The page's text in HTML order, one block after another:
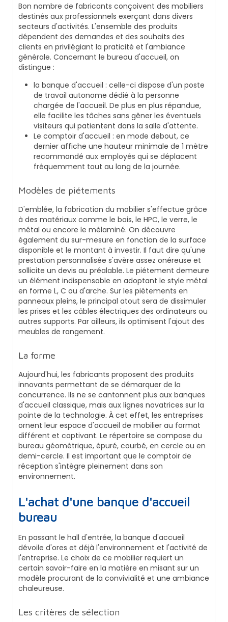
Bon nombre de fabricants conçoivent des mobiliers
destinés aux professionnels exerçant dans divers
secteurs d'activités. L'ensemble des produits
dépendent des demandes et des souhaits des
clients en privilégiant la praticité et l'ambiance
générale. Concernant le bureau d'accueil, on
distingue :
la banque d'accueil : celle-ci dispose d'un poste
de travail autonome dédié à la personne
chargée de l'accueil. De plus en plus répandue,
elle facilite les tâches sans gêner les éventuels
visiteurs qui patientent dans la salle d'attente.
Le comptoir d'accueil : en mode debout, ce
dernier affiche une hauteur minimale de 1 mètre
recommandé aux employés qui se déplacent
fréquemment tout au long de la journée.
Modèles de piétements
D'emblée, la fabrication du mobilier s'effectue grâce
à des matériaux comme le bois, le HPC, le verre, le
métal ou encore le mélaminé. On découvre
également du sur-mesure en fonction de la surface
disponible et le montant à investir. Il faut dire qu'une
prestation personnalisée s'avère assez onéreuse et
sollicite un devis au préalable. Le piétement demeure
un élément indispensable en adoptant le style métal
en forme L, C ou d'arche. Sur les piétements en
panneaux pleins, le principal atout sera de dissimuler
les prises et les câbles électriques des ordinateurs ou
autres supports. Par ailleurs, ils optimisent l'ajout des
meubles de rangement.
La forme
Aujourd'hui, les fabricants proposent des produits
innovants permettant de se démarquer de la
concurrence. Ils ne se cantonnent plus aux banques
d'accueil classique, mais aux lignes novatrices sur la
pointe de la technologie. À cet effet, les entreprises
ornent leur espace d'accueil de mobilier au format
différent et captivant. Le répertoire se compose du
bureau géométrique, épuré, courbé, en cercle ou en
demi-cercle. Il est important que le comptoir de
réception s'intègre pleinement dans son
environnement.
L'achat d'une banque d'accueil
bureau
En passant le hall d'entrée, la banque d'accueil
dévoile d'ores et déjà l'environnement et l'activité de
l'entreprise. Le choix de ce mobilier requiert un
certain savoir-faire en la matière en misant sur un
modèle procurant de la convivialité et une ambiance
chaleureuse.
Les critères de sélection